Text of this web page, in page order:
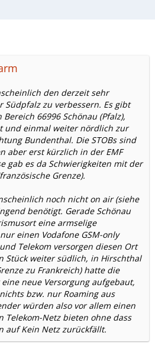
den derzeit sehr
zu verbessern. Es gibt
66996 Schönau (Pfalz),
und einmal weiter nördlich zur
Bundenthal. Die STOBs sind
aber erst kürzlich in der EMF
gab es da Schwierigkeiten mit der
Grenze).
noch nicht on air (siehe
benötigt. Gerade Schönau
eine armselige
einen Vodafone GSM-only
Telekom versorgen diesen Ort
Stück weiter südlich, in Hirschthal
zu Frankreich) hatte die
neue Versorgung aufgebaut,
bzw. nur Roaming aus
würden also vor allem einen
Telekom-Netz bieten ohne dass
auf Kein Netz zurückfällt.